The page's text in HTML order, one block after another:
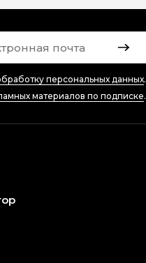
персональных данных.
материалов по подписке.